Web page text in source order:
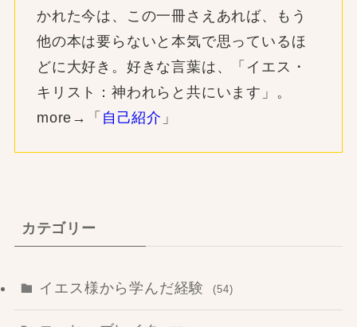
かれた今は、この一冊さえあれば、もう
他の本は要らないと本気で思っているほ
どに大好き。好きな言葉は、「イエス・
キリスト：神われらと共にいます」。
more→「 自己紹介 」
カテゴリー
イエス様から学んだ経験 (54)